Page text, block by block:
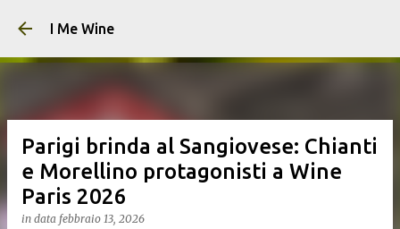
I Me Wine
Parigi brinda al Sangiovese: Chianti
e Morellino protagonisti a Wine
Paris 2026
in data febbraio 13, 2026